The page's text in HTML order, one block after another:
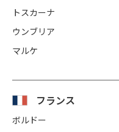
トスカーナ
ウンブリア
マルケ
フランス
ボルドー